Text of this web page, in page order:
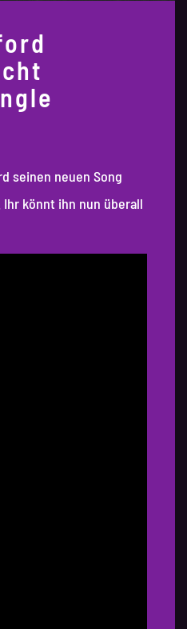
seinen neuen Song
könnt ihn nun überall